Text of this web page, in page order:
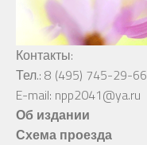
Контакты:
Тел.: 8 (495) 745-29-66
E-mail: npp2041@ya.ru
Об издании
Схема проезда